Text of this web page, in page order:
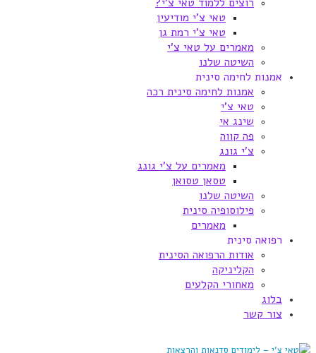
טאי צ'י מודיעין
טאי צ'י רמת גן
מאמרים על טאי צ'י
השיטה שלנו
אמנות לחימה סינית
אמנות לחימה סינית רכה
טאי צ'י
שינג אי
פה קווה
צ'י גונג
מאמרים על צ'י גונג
טסאן טסואן
השיטה שלנו
פילוסופיה סינית
מאמרים
רפואה סינית
אודות הרפואה הסינית
הקליניקה
מאחורי הקלעים
בלוג
צור קשר